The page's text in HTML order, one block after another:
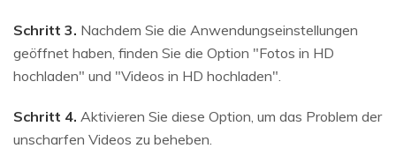
Schritt 3. Nachdem Sie die Anwendungseinstellungen
geöffnet haben, finden Sie die Option "Fotos in HD
hochladen" und "Videos in HD hochladen".
Schritt 4. Aktivieren Sie diese Option, um das Problem der
unscharfen Videos zu beheben.